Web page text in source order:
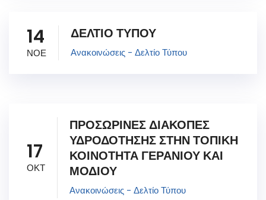
14
ΝΟΕ
ΔΕΛΤΙΟ ΤΥΠΟΥ
Ανακοινώσεις - Δελτίο Τύπου
17
ΟΚΤ
ΠΡΟΣΩΡΙΝΕΣ ΔΙΑΚΟΠΕΣ
ΥΔΡΟΔΟΤΗΣΗΣ ΣΤΗΝ ΤΟΠΙΚΗ
ΚΟΙΝΟΤΗΤΑ ΓΕΡΑΝΙΟΥ ΚΑΙ
ΜΟΔΙΟΥ
Ανακοινώσεις - Δελτίο Τύπου